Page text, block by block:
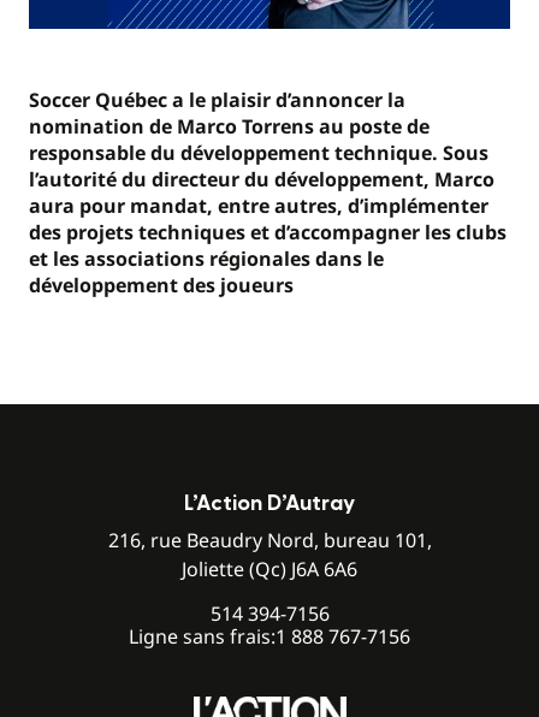
Soccer Québec a le plaisir d’annoncer la
nomination de Marco Torrens au poste de
responsable du développement technique. Sous
l’autorité du directeur du développement, Marco
aura pour mandat, entre autres, d’implémenter
des projets techniques et d’accompagner les clubs
et les associations régionales dans le
développement des joueurs
L’Action D’Autray
216, rue Beaudry Nord, bureau 101,
Joliette (Qc) J6A 6A6
514 394-7156
Ligne sans frais:1 888 767-7156